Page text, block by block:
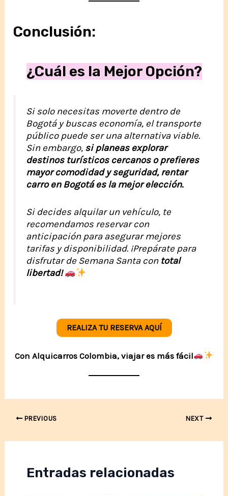
Conclusión:
¿Cuál es la Mejor Opción?
Si solo necesitas moverte dentro de
Bogotá y buscas economía, el transporte
público puede ser una alternativa viable.
Sin embargo, si planeas explorar
destinos turísticos cercanos o prefieres
mayor comodidad y seguridad, rentar
carro en Bogotá es la mejor elección.
Si decides alquilar un vehículo, te
recomendamos reservar con
anticipación para asegurar mejores
tarifas y disponibilidad. ¡Prepárate para
disfrutar de Semana Santa con total
libertad!
REALIZA TU RESERVA AQUÍ
Con Alquicarros Colombia, viajar es más fácil
Post PREVIOUS NEXT
Entradas relacionadas